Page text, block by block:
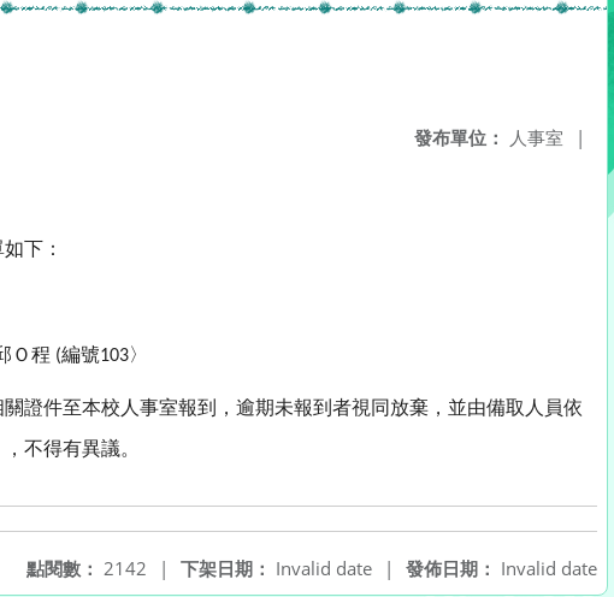
發布單位： 人事室 |
下：
Ｏ程 (編號103〉
證件至本校人事室報到，逾期未報到者視同放棄，並由備取人員依
不得有異議。
發佈日期： Invalid date
下架日期： Invalid date |
點閱數： 2142 |